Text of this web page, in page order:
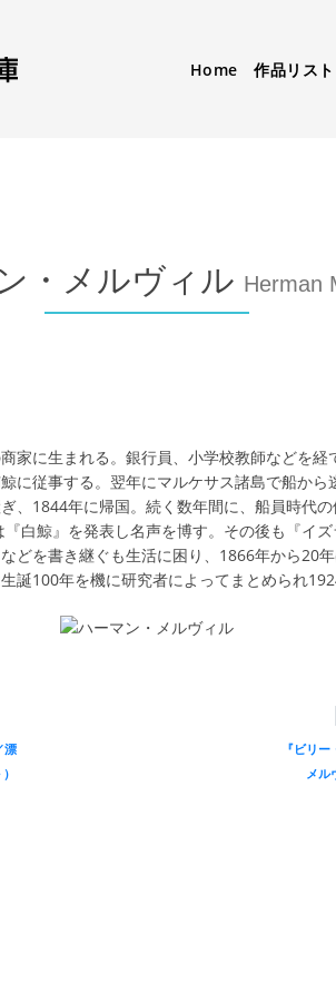
Home 作品リスト
・メルヴィル Herman
家に生まれる。銀行員、小学校教師などを経
に従事する。翌年にマルケサス諸島で船か
、1844年に帰国。続く数年間に、船員時代の
『白鯨』を発表し名声を博す。その後も『イ
どを書き継ぐも生活に困り、1866年から20
誕100年を機に研究者によってまとめられ
漂
『ビリ
メル